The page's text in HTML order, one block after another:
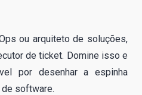
ou arquiteto de soluções,
de ticket. Domine isso e
por desenhar a espinha
software.